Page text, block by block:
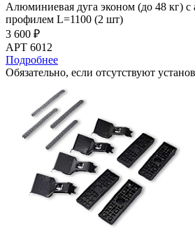
Алюминиевая дуга эконом (до 48 кг) с
профилем L=1100 (2 шт)
3 600 ₽
АРТ 6012
Подробнее
Обязательно, если отсутствуют